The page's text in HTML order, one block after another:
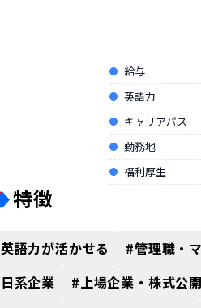
給与
英語力
キャリアパス
勤務地
福利厚生
特徴
英語力が活かせる #管理職・
日系企業 #上場企業・株式公